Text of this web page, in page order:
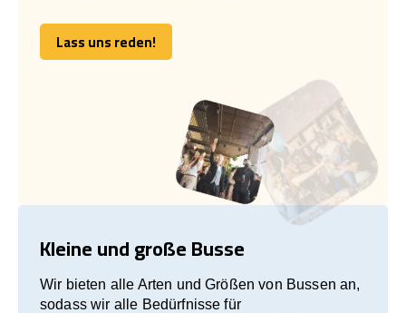
Lass uns reden!
Lass uns reden!
Kleine und große Busse
Wir bieten alle Arten und Größen von Bussen an,
sodass wir alle Bedürfnisse für